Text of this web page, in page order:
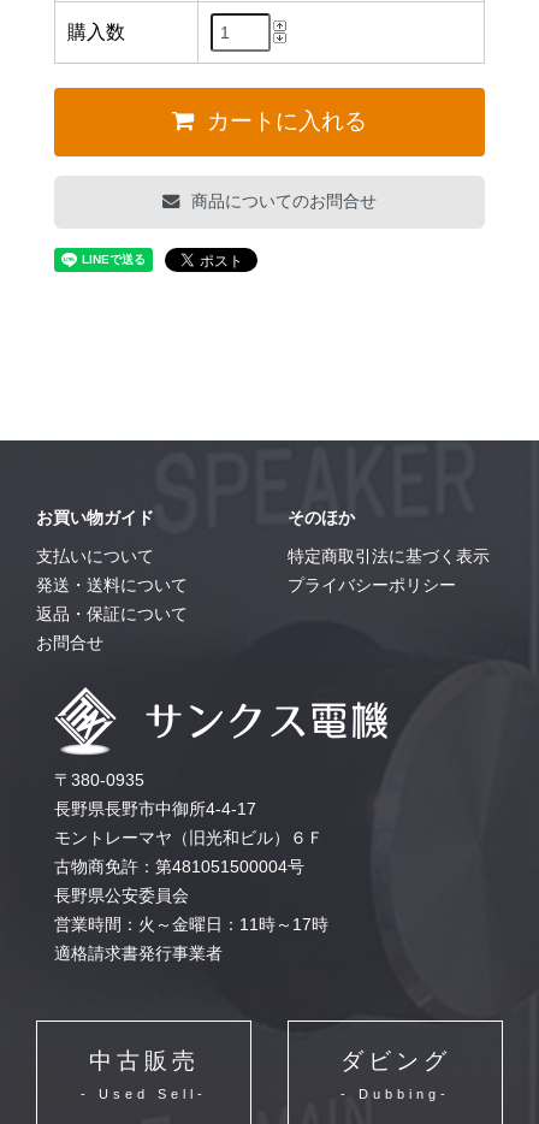
購入数
カートに入れる
商品についてのお問合せ
お買い物ガイド
支払いについて
発送・送料について
返品・保証について
お問合せ
そのほか
特定商取引法に基づく表示
プライバシーポリシー
〒380-0935
長野県長野市中御所4-4-17
モントレーマヤ（旧光和ビル）６Ｆ
古物商免許：第481051500004号
長野県公安委員会
営業時間：火～金曜日：11時～17時
適格請求書発行事業者
中古販売
- Used Sell-
ダビング
- Dubbing-